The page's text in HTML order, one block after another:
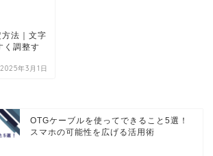
法｜文字
く調整す
2025年3月1日
OTGケーブルを使ってできること5選！
スマホの可能性を広げる活用術